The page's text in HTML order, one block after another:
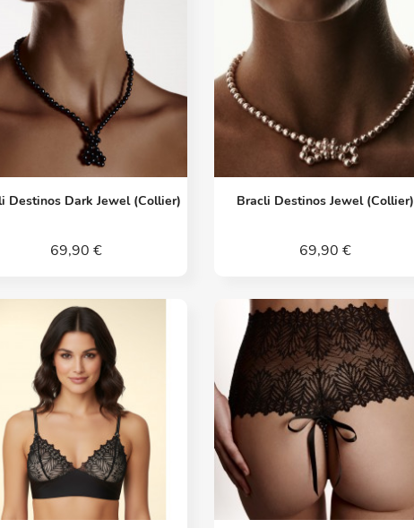
Vorschau
Destinos Dark Jewel (Collier)
69,90 €
Vorschau
Bracli Destinos Jewel (Collier)
69,90 €